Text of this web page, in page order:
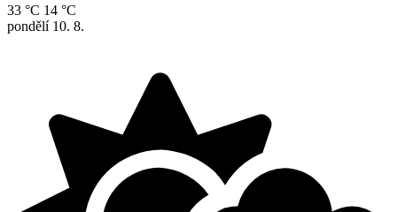
33 °C 14 °C
pondělí 10. 8.